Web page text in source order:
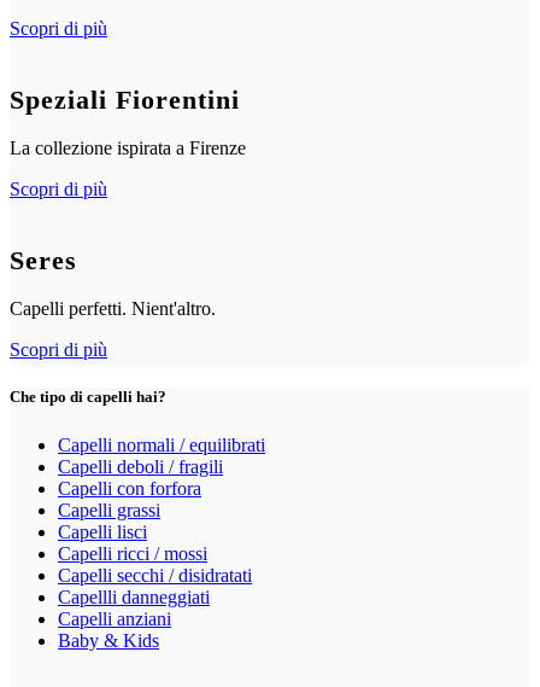
Scopri di più
Speziali Fiorentini
La collezione ispirata a Firenze
Scopri di più
Seres
Capelli perfetti. Nient'altro.
Scopri di più
Che tipo di capelli hai?
Capelli normali / equilibrati
Capelli deboli / fragili
Capelli con forfora
Capelli grassi
Capelli lisci
Capelli ricci / mossi
Capelli secchi / disidratati
Capellli danneggiati
Capelli anziani
Baby & Kids